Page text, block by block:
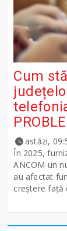
Cum
astăzi,
În 2025,
ANCOM un
au afectat
creștere față